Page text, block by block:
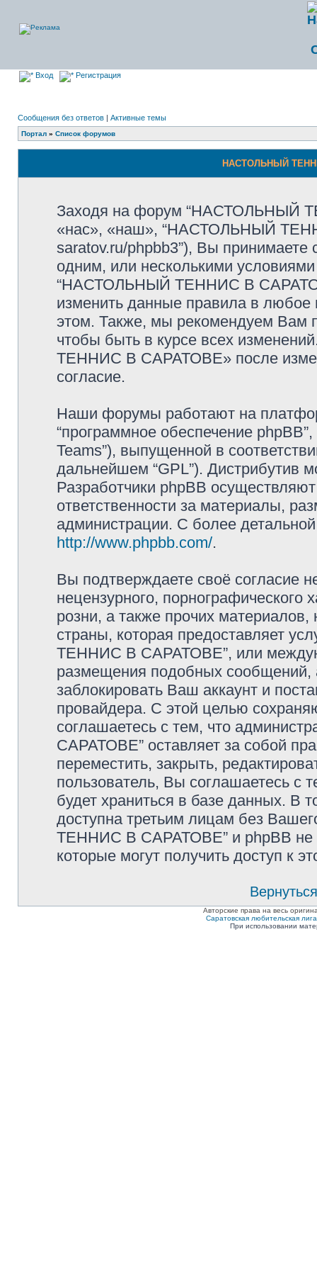
Вход Регистрация
Сообщения без ответов | Активные темы
Портал » Список форумов
НАСТОЛЬНЫЙ
Заходя на форум “НАСТОЛЬНЫЙ
«нас», «наш», “НАСТОЛЬНЫЙ
saratov.ru/phpbb3”), Вы
одним, или несколькими
“НАСТОЛЬНЫЙ ТЕННИС В
изменить данные правила в
этом. Также, мы рекомендуем Вам
чтобы быть в курсе всех
ТЕННИС В САРАТОВЕ» после
согласие.
Наши форумы работают на
“программное обеспечение
Teams”), выпущенной в
дальнейшем “GPL”). Дистрибутив
Разработчики phpBB
ответственности за материалы,
администрации. С более
http://www.phpbb.com/.
Вы подтверждаете своё согласие
нецензурного, порнографического
розни, а также прочих
страны, которая предоставляет
ТЕННИС В САРАТОВЕ”, или
размещения подобных
заблокировать Ваш аккаунт и
провайдера. С этой целью
соглашаетесь с тем, что
САРАТОВЕ” оставляет за собой
переместить, закрыть,
пользователь, Вы соглашаетесь с
будет храниться в базе данных. В
доступна третьим лицам без
ТЕННИС В САРАТОВЕ” и phpBB не
которые могут получить доступ к
Авторские права на весь
Саратовская любительская
При использовании